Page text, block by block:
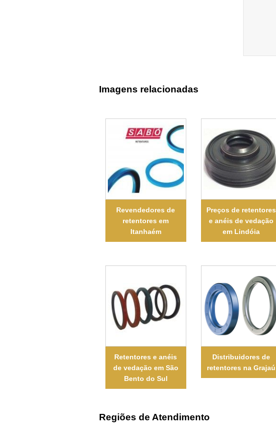
Imagens relacionadas
Revendedores de
retentores em
Itanhaém
Preços de retentores
e anéis de vedação
em Lindóia
Retentores e anéis
de vedação em São
Bento do Sul
Distribuidores de
retentores na Grajaú
Regiões de Atendimento